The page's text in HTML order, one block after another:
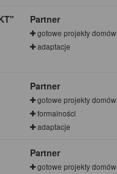
Partner
gotowe projekty domów
adaptacje
Partner
gotowe projekty domów
formalności
adaptacje
Partner
gotowe projekty domów